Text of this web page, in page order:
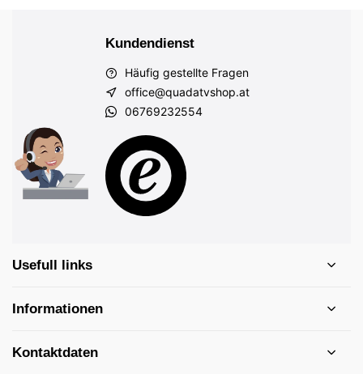
Kundendienst
Häufig gestellte Fragen
office@quadatvshop.at
06769232554
Usefull links
Informationen
Kontaktdaten